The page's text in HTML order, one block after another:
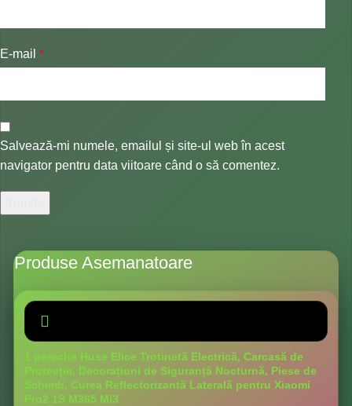
E-mail*
Salvează-mi numele, emailul și site-ul web în acest
navigator pentru data viitoare când o să comentez.
Produse Asemanatoare
1 pereche Huse Elice Trotinetă Electrică, Carcasă de
Protecție, Decorațiuni de Siguranță Nocturnă, Piese de
Schimb, Curea Reflectorizantă Laterală pentru Xiaomi
Pro2 1S M365 Mi3